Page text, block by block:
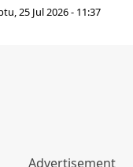
25 Jul 2026 - 11:37